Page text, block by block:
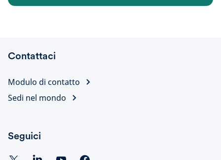
Contattaci
Modulo di contatto
Sedi nel mondo
Seguici